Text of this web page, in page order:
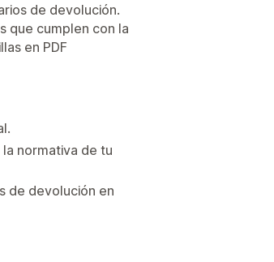
de devolución.
que cumplen con la
en PDF
normativa de tu
de devolución en